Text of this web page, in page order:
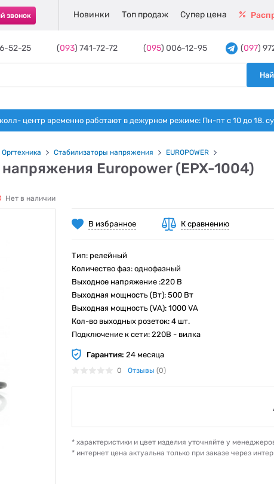
звонок Новинки Топ продаж Супер цена
52-25 (093) 741-72-72 (095) 006-12-95 (097)
центр временно работают в дежурном режиме: Пн-пт с 10 до 18.
Оргтехника Стабилизаторы напряжения EUROPOWER
Europower (EPX-1004)
Нет в наличии
В избранное К сравнению
Тип: релейный
Количество фаз: однофазный
Выходное напряжение :220 В
Выходная мощность (Вт): 500 Вт
Выходная мощность (VA): 1000 VA
Кол-во выходных розеток: 4 шт.
Подключение к сети: 220В - вилка
Гарантия: 24 месяца
0 Отзывы (0)
* характеристики и цвет изделия уточняйте у
* интернет цена актуальна только при заказе через